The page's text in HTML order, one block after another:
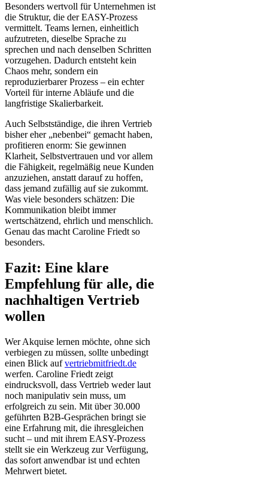
Besonders wertvoll für Unternehmen ist
die Struktur, die der EASY-Prozess
vermittelt. Teams lernen, einheitlich
aufzutreten, dieselbe Sprache zu
sprechen und nach denselben Schritten
vorzugehen. Dadurch entsteht kein
Chaos mehr, sondern ein
reproduzierbarer Prozess – ein echter
Vorteil für interne Abläufe und die
langfristige Skalierbarkeit.
Auch Selbstständige, die ihren Vertrieb
bisher eher „nebenbei“ gemacht haben,
profitieren enorm: Sie gewinnen
Klarheit, Selbstvertrauen und vor allem
die Fähigkeit, regelmäßig neue Kunden
anzuziehen, anstatt darauf zu hoffen,
dass jemand zufällig auf sie zukommt.
Was viele besonders schätzen: Die
Kommunikation bleibt immer
wertschätzend, ehrlich und menschlich.
Genau das macht Caroline Friedt so
besonders.
Fazit: Eine klare
Empfehlung für alle, die
nachhaltigen Vertrieb
wollen
Wer Akquise lernen möchte, ohne sich
verbiegen zu müssen, sollte unbedingt
einen Blick aufvertriebmitfriedt.de
werfen. Caroline Friedt zeigt
eindrucksvoll, dass Vertrieb weder laut
noch manipulativ sein muss, um
erfolgreich zu sein. Mit über 30.000
geführten B2B-Gesprächen bringt sie
eine Erfahrung mit, die ihresgleichen
sucht – und mit ihrem EASY-Prozess
stellt sie ein Werkzeug zur Verfügung,
das sofort anwendbar ist und echten
Mehrwert bietet.